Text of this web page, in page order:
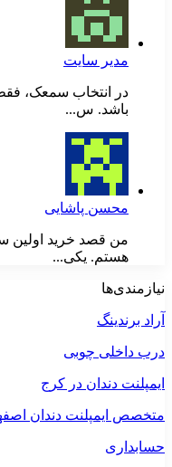
مدیر سایت
در انتخاب سمعک،
باشد. س...
محسن پاشایی
من قصد خرید اولین
هستم. یکی...
نیازمندی‌ها
آراد برندینگ
درب داخلی چوبی
ایمپلنت دندان در کرج
متخصص ایمپلنت دندان
حسابداری